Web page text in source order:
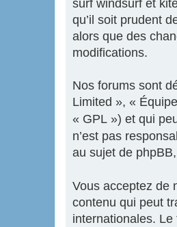
surf windsurf et
qu’il soit prudent
alors que des
modifications.
Nos forums sont
Limited », «
« GPL ») et qui
n’est pas
au sujet de
Vous acceptez de
contenu qui peut
internationales.